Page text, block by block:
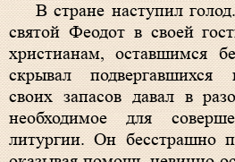
В стране наступил
святой Феодот в своей
христианам, оставшимся
скрывал подвергавшихся
своих запасов давал в
необходимое для
литургии. Он бесстрашно